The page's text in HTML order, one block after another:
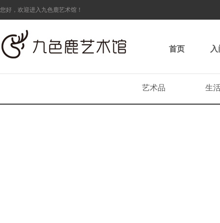
您好，欢迎进入九色鹿艺术馆！
首页
艺术品 生